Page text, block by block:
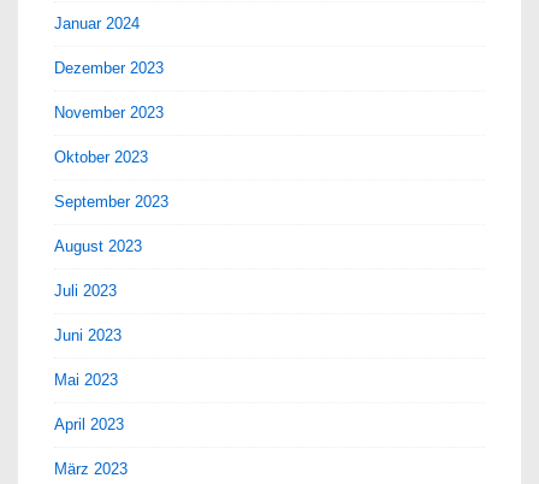
Januar 2024
Dezember 2023
November 2023
Oktober 2023
September 2023
August 2023
Juli 2023
Juni 2023
Mai 2023
April 2023
März 2023